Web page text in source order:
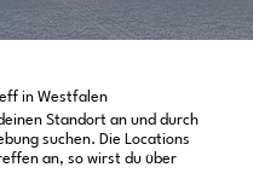
Standort an und durch
suchen. Die Locations
an, so wirst du über
in Westfalen